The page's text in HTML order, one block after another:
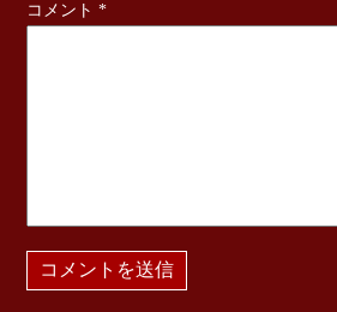
コメント*